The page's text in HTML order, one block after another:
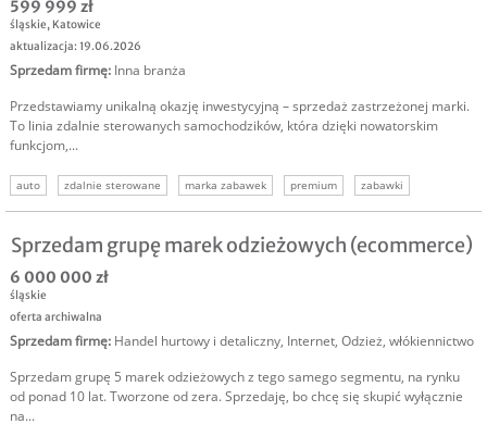
599 999 zł
śląskie, Katowice
aktualizacja: 19.06.2026
Sprzedam firmę: Inna branża
Przedstawiamy unikalną okazję inwestycyjną – sprzedaż zastrzeżonej marki.
To linia zdalnie sterowanych samochodzików, która dzięki nowatorskim
funkcjom,...
auto zdalnie sterowane marka zabawek premium
zabawki
sprzedam markę
marka na sprzedaż
Sprzedam grupę marek odzieżowych (ecommerce)
6 000 000 zł
śląskie
oferta archiwalna
Sprzedam firmę: Handel hurtowy i detaliczny, Internet, Odzież, włókiennictwo
Sprzedam grupę 5 marek odzieżowych z tego samego segmentu, na rynku
od ponad 10 lat. Tworzone od zera. Sprzedaję, bo chcę się skupić wyłącznie
na...